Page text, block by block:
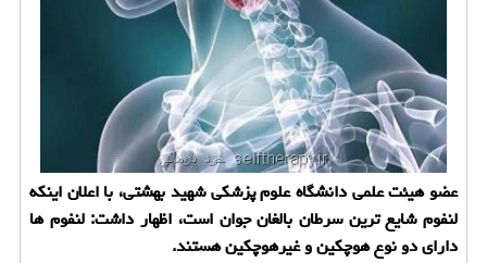
عضو هیئت علمی دانشگاه علوم پزشکی شهید بهشتی، با اعلان اینکه
لنفوم شایع ترین سرطان بالغان جوان است، اظهار داشت: لنفوم ها
دارای دو نوع هوچکین و غیرهوچکین هستند.